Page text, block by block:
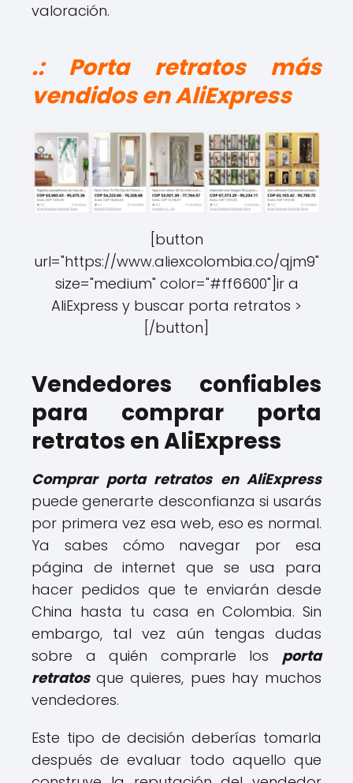
valoración.
.: Porta retratos más
vendidos en AliExpress
[button
url="https://www.aliexcolombia.co/qjm9"
size="medium" color="#ff6600"]ir a
AliExpress y buscar porta retratos >
[/button]
Vendedores confiables
para comprar porta
retratos en AliExpress
Comprar porta retratos en AliExpress
puede generarte desconfianza si usarás
por primera vez esa web, eso es normal.
Ya sabes cómo navegar por esa
página de internet que se usa para
hacer pedidos que te enviarán desde
China hasta tu casa en Colombia. Sin
embargo, tal vez aún tengas dudas
sobre a quién comprarle los porta
retratosque quieres, pues hay muchos
vendedores.
Este tipo de decisión deberías tomarla
después de evaluar todo aquello que